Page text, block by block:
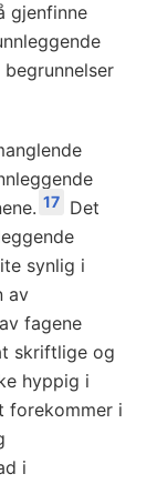
gjenfinne
17 Det
synlig i
av
fagene
skriftlige og
hyppig i
forekommer i
i